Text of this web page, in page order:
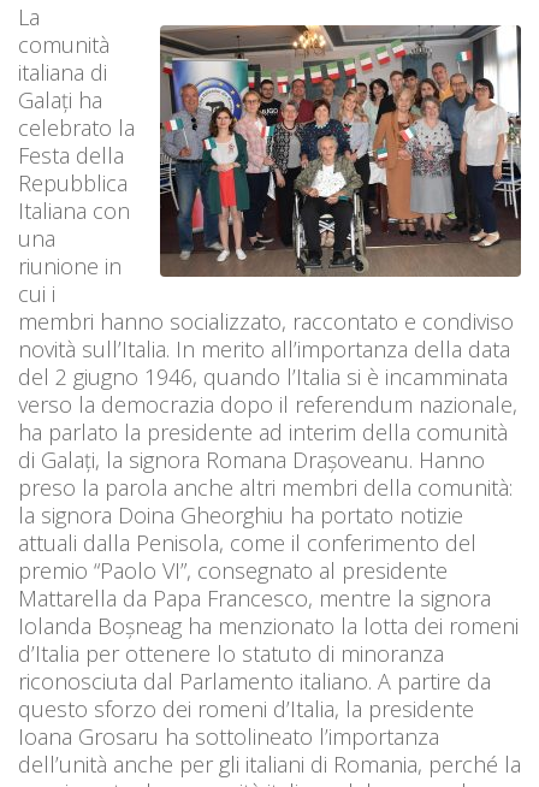
La
comunità
italiana di
Galați ha
celebrato la
Festa della
Repubblica
Italiana con
una
riunione in
cui i
membri hanno socializzato, raccontato e condiviso
novità sull’Italia. In merito all’importanza della data
del 2 giugno 1946, quando l’Italia si è incamminata
verso la democrazia dopo il referendum nazionale,
ha parlato la presidente ad interim della comunità
di Galați, la signora Romana Drașoveanu. Hanno
preso la parola anche altri membri della comunità:
la signora Doina Gheorghiu ha portato notizie
attuali dalla Penisola, come il conferimento del
premio “Paolo VI”, consegnato al presidente
Mattarella da Papa Francesco, mentre la signora
Iolanda Boșneag ha menzionato la lotta dei romeni
d’Italia per ottenere lo statuto di minoranza
riconosciuta dal Parlamento italiano. A partire da
questo sforzo dei romeni d’Italia, la presidente
Ioana Grosaru ha sottolineato l’importanza
dell’unità anche per gli italiani di Romania, perché la